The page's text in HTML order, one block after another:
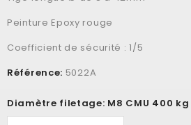
Peinture Epoxy rouge
Coefficient de sécurité : 1/5
Référence: 5022A
Diamètre filetage: M8 CMU 400 kg